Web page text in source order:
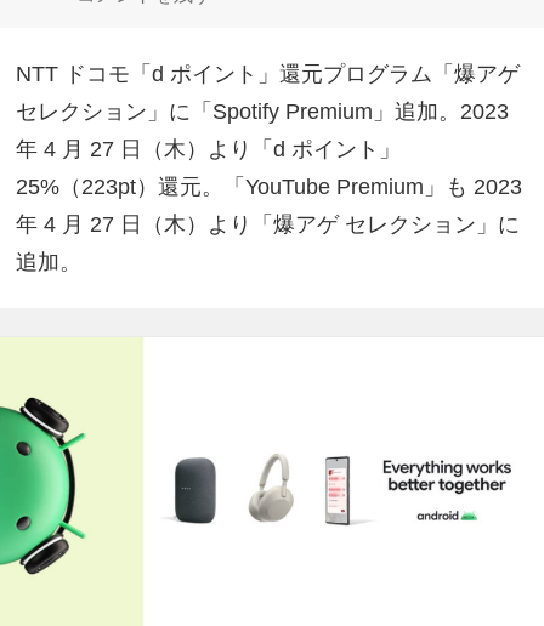
NTT ドコモ「d ポイント」還元プログラム「爆アゲ
セレクション」に「Spotify Premium」追加。2023
年 4 月 27 日（木）より「d ポイント」
25%（223pt）還元。「YouTube Premium」も 2023
年 4 月 27 日（木）より「爆アゲ セレクション」に
追加。